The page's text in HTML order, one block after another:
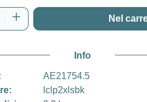
prodotto: inserisci la
Nel
Info
AE21754.5
lclp2xlsbk